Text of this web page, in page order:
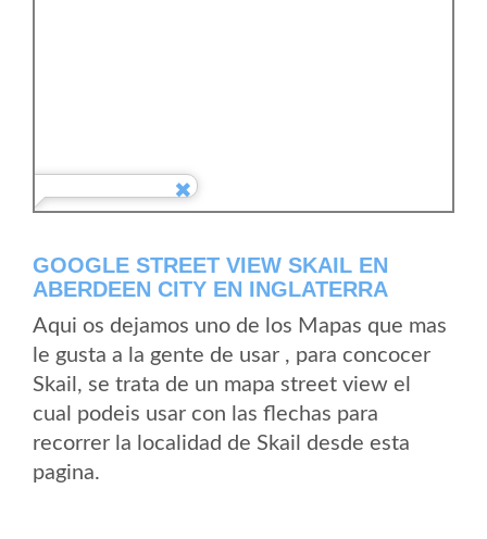
GOOGLE STREET VIEW SKAIL EN
ABERDEEN CITY EN INGLATERRA
Aqui os dejamos uno de los Mapas que mas
le gusta a la gente de usar , para concocer
Skail, se trata de un mapa street view el
cual podeis usar con las flechas para
recorrer la localidad de Skail desde esta
pagina.